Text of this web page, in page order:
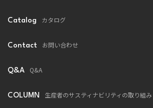
Catalog カタログ
Contact お問い合わせ
Q&A Q&A
COLUMN 生産者のサスティナビリティの取り組み